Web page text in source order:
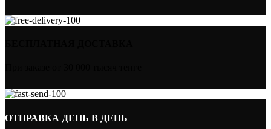
ОТПРАВКА ДЕНЬ В ДЕНЬ